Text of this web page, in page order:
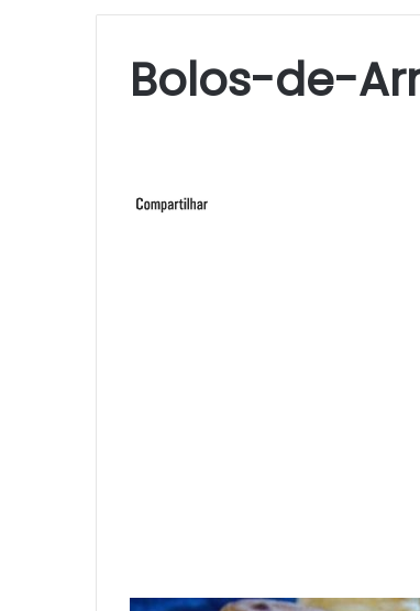
Bolos-de-